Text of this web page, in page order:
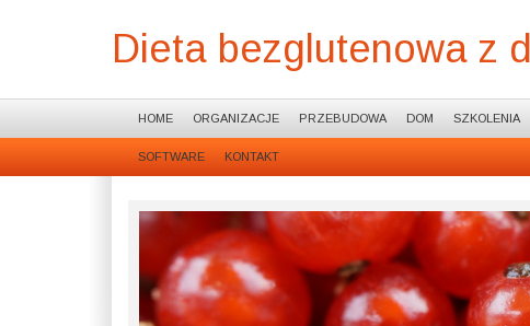
Dieta bezglutenowa z
HOME ORGANIZACJE PRZEBUDOWA DOM SZKOLENIA
SOFTWARE KONTAKT